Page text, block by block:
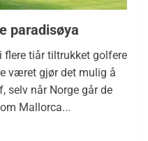
paradisøya
flere tiår tiltrukket golfere
været gjør det mulig å
selv når Norge går de
Mallorca...